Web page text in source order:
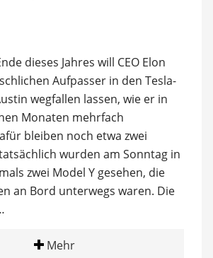
dieses Jahres will CEO Elon
Aufpasser in den Tesla-
wegfallen lassen, wie er in
Monaten mehrfach
bleiben noch etwa zwei
wurden am Sonntag in
zwei Model Y gesehen, die
an Bord unterwegs waren. Die
Mehr